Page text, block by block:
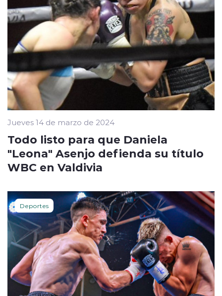
Jueves 14 de marzo de 2024
Todo listo para que Daniela
"Leona" Asenjo defienda su título
WBC en Valdivia
Deportes